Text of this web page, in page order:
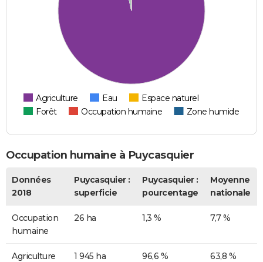
Agriculture Eau
Espace naturel
Forêt
Occupation humaine Zone humide
Occupation humaine à Puycasquier
Données
2018
Puycasquier :
superficie
Puycasquier :
pourcentage
Moyenne
nationale
Occupation
humaine
26 ha 1,3 % 7,7 %
Agriculture 1 945 ha 96,6 % 63,8 %